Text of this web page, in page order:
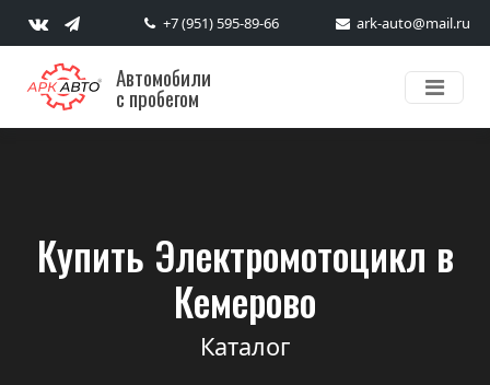
+7 (951) 595-89-66 ark-auto@mail.ru
Автомобили
с пробегом
Купить Электромотоцикл в
Кемерово
Каталог